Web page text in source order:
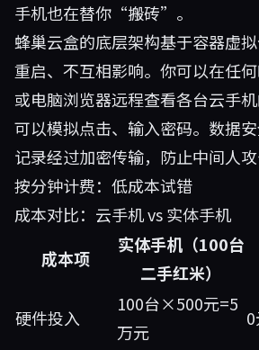
手机也在替你“搬砖”。
蜂巢云盒的底层架构基于容器虚
重启、不互相影响。你可以在任
或电脑浏览器远程查看各台云手
可以模拟点击、输入密码。数据
记录经过加密传输，防止中间人攻
按分钟计费：低成本试错
成本对比：云手机 vs 实体手机
成本项
实体手机（100台
二手红米）
硬件投入
100台×500元=5
万元